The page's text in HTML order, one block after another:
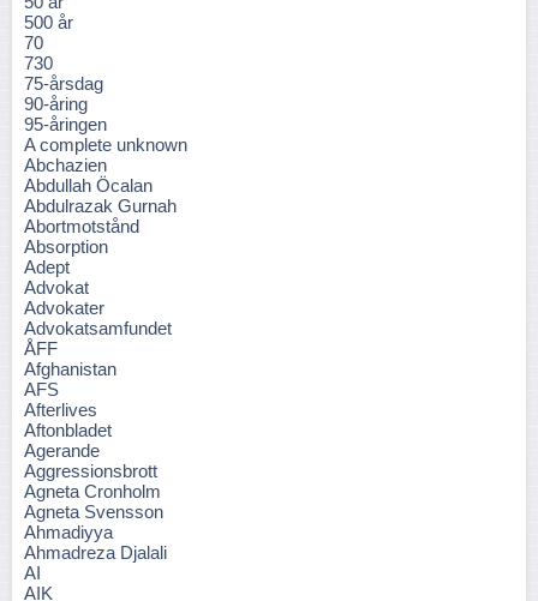
500 år
70
730
75-årsdag
90-åring
95-åringen
A complete unknown
Abchazien
Abdullah Öcalan
Abdulrazak Gurnah
Abortmotstånd
Absorption
Adept
Advokat
Advokater
Advokatsamfundet
ÅFF
Afghanistan
AFS
Afterlives
Aftonbladet
Agerande
Aggressionsbrott
Agneta Cronholm
Agneta Svensson
Ahmadiyya
Ahmadreza Djalali
AI
AIK